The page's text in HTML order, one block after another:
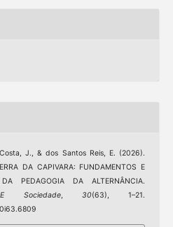
J., & dos Santos Reis, E. (2026).
DA CAPIVARA: FUNDAMENTOS E
PEDAGOGIA DA ALTERNÂNCIA.
Sociedade, 30(63), 1–21.